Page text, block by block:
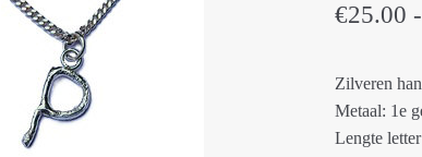
€25.00 -
Zilveren
Metaal: 1e
Lengte